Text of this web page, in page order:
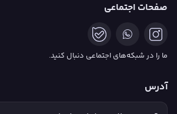
صفحات اجتماعی
ما را در شبکه‌های اجتماعی دنبال کنید.
آدرس